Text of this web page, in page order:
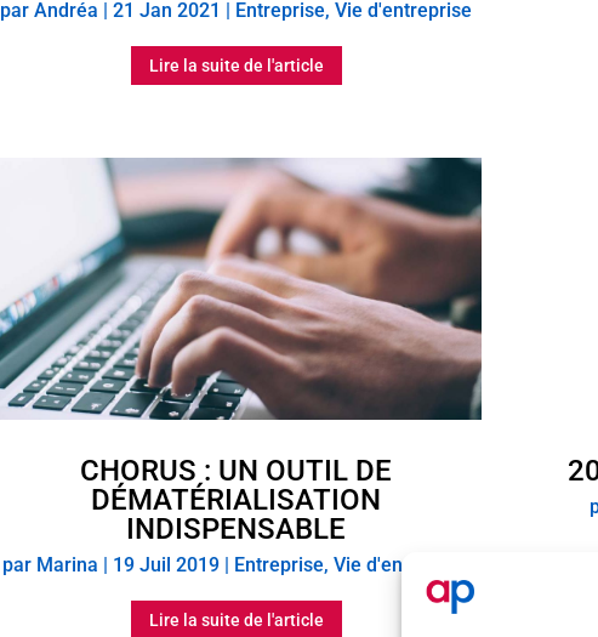
parAndréa |21 Jan 2021 | Entreprise,Vie d'entreprise
Lire la suite de l'article
CHORUS : UN OUTIL DE
DÉMATÉRIALISATION
INDISPENSABLE
par Marina 19 Juil 2019| Entreprise, Vie d'entreprise
Lire la suite de l'article